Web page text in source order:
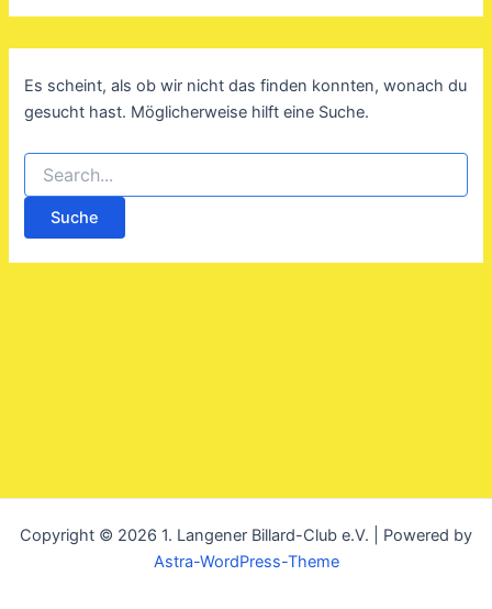
Es scheint, als ob wir nicht das finden konnten, wonach du
gesucht hast. Möglicherweise hilft eine Suche.
Copyright © 2026 1. Langener Billard-Club e.V. | Powered by
Astra-WordPress-Theme